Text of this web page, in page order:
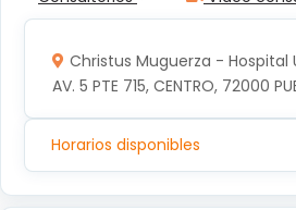
Christus Muguerza - Hospital
AV. 5 PTE 715, CENTRO, 72000
Horarios disponibles